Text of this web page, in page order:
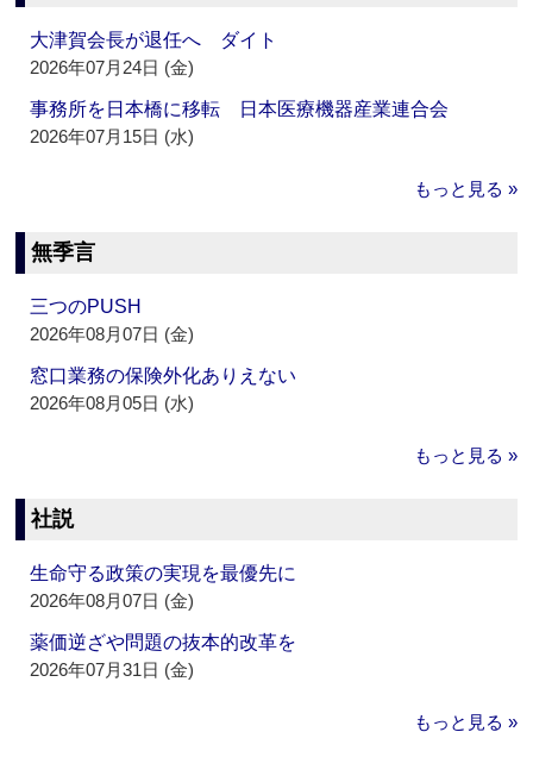
大津賀会長が退任へ ダイト
2026年07月24日 (金)
事務所を日本橋に移転 日本医療機器産業連合会
2026年07月15日 (水)
もっと見る »
無季言
三つのPUSH
2026年08月07日 (金)
窓口業務の保険外化ありえない
2026年08月05日 (水)
もっと見る »
社説
生命守る政策の実現を最優先に
2026年08月07日 (金)
薬価逆ざや問題の抜本的改革を
2026年07月31日 (金)
もっと見る »